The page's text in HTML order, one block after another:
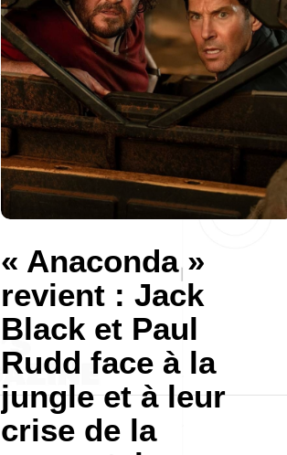
« Anaconda »
revient : Jack
Black et Paul
Rudd face à la
jungle et à leur
crise de la